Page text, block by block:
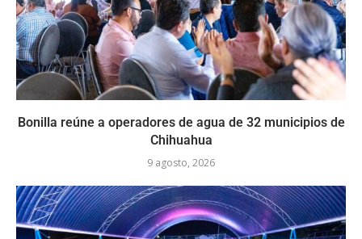
Bonilla reúne a operadores de agua de 32 municipios de
Chihuahua
9 agosto, 2026